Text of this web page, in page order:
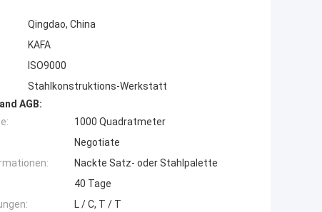
Qingdao, China
KAFA
ISO9000
Stahlkonstruktions-Werkstatt
AGB:
1000 Quadratmeter
Negotiate
Nackte Satz- oder Stahlpalette
40 Tage
L / C, T / T